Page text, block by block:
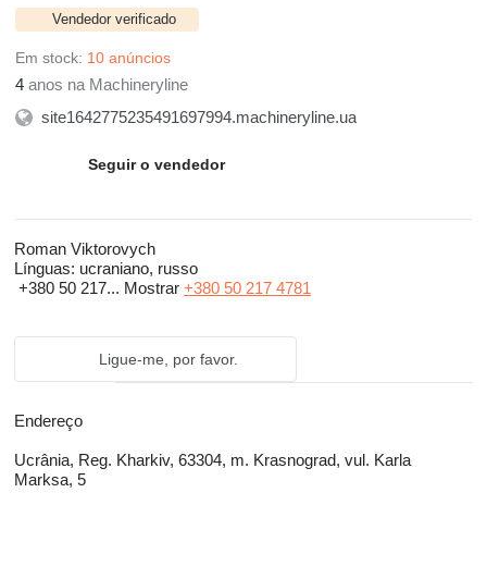
Vendedor verificado
Em stock: 10 anúncios
4 anos na Machineryline
site1642775235491697994.machineryline.ua
Seguir o vendedor
Roman Viktorovych
Línguas: ucraniano, russo
+380 50 217... Mostrar +380 50 217 4781
Ligue-me, por favor.
Endereço
Ucrânia, Reg. Kharkiv, 63304, m. Krasnograd, vul. Karla
Marksa, 5